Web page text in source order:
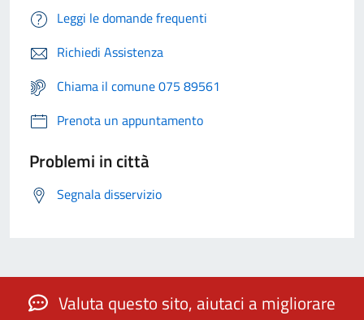
Leggi le domande frequenti
Richiedi Assistenza
Chiama il comune 075 89561
Prenota un appuntamento
Problemi in città
Segnala disservizio
Valuta questo sito, aiutaci a migliorare